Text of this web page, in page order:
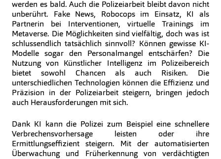
werden es bald. Auch die Polizeiarbeit bleibt davon nicht
unberührt. Fake News, Robocops im Einsatz, KI als
Partnerin bei Interventionen, virtuelle Trainings im
Metaverse. Die Möglichkeiten sind vielfältig, doch was ist
schlussendlich tatsächlich sinnvoll? Können gewisse KI-
Modelle sogar den Personalmangel entschärfen? Die
Nutzung von Künstlicher Intelligenz im Polizeibereich
bietet sowohl Chancen als auch Risiken. Die
unterschiedlichen Technologien können die Effizienz und
Präzision in der Polizeiarbeit steigern, bringen jedoch
auch Herausforderungen mit sich.
Dank KI kann die Polizei zum Beispiel eine schnellere
Verbrechensvorhersage leisten oder ihre
Ermittlungseffizient steigern. Mit der automatisierten
Überwachung und Früherkennung von verdächtigten